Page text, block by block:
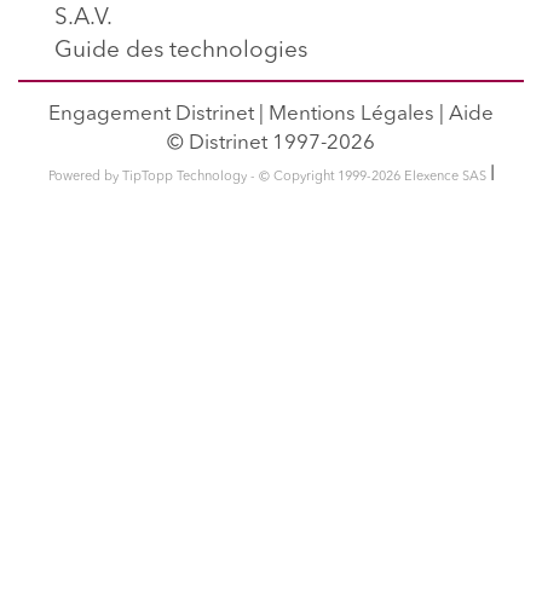
S.A.V.
Guide des technologies
Engagement Distrinet Mentions Légales
Aide
© Distrinet 1997-2026
Powered by TipTopp Technology - © Copyright 1999-2026 Elexence SAS